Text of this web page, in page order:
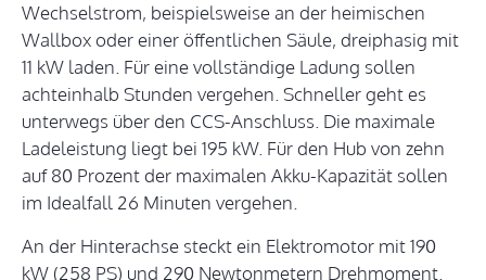
Wechselstrom, beispielsweise an der heimischen
Wallbox oder einer öffentlichen Säule, dreiphasig mit
11 kW laden. Für eine vollständige Ladung sollen
achteinhalb Stunden vergehen. Schneller geht es
unterwegs über den CCS-Anschluss. Die maximale
Ladeleistung liegt bei 195 kW. Für den Hub von zehn
auf 80 Prozent der maximalen Akku-Kapazität sollen
im Idealfall 26 Minuten vergehen.
An der Hinterachse steckt ein Elektromotor mit 190
kW (258 PS) und 290 Newtonmetern Drehmoment.